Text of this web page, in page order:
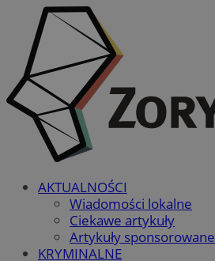
AKTUALNOŚCI
Wiadomości lokalne
Ciekawe artykuły
Artykuły sponsorowane
KRYMINALNE